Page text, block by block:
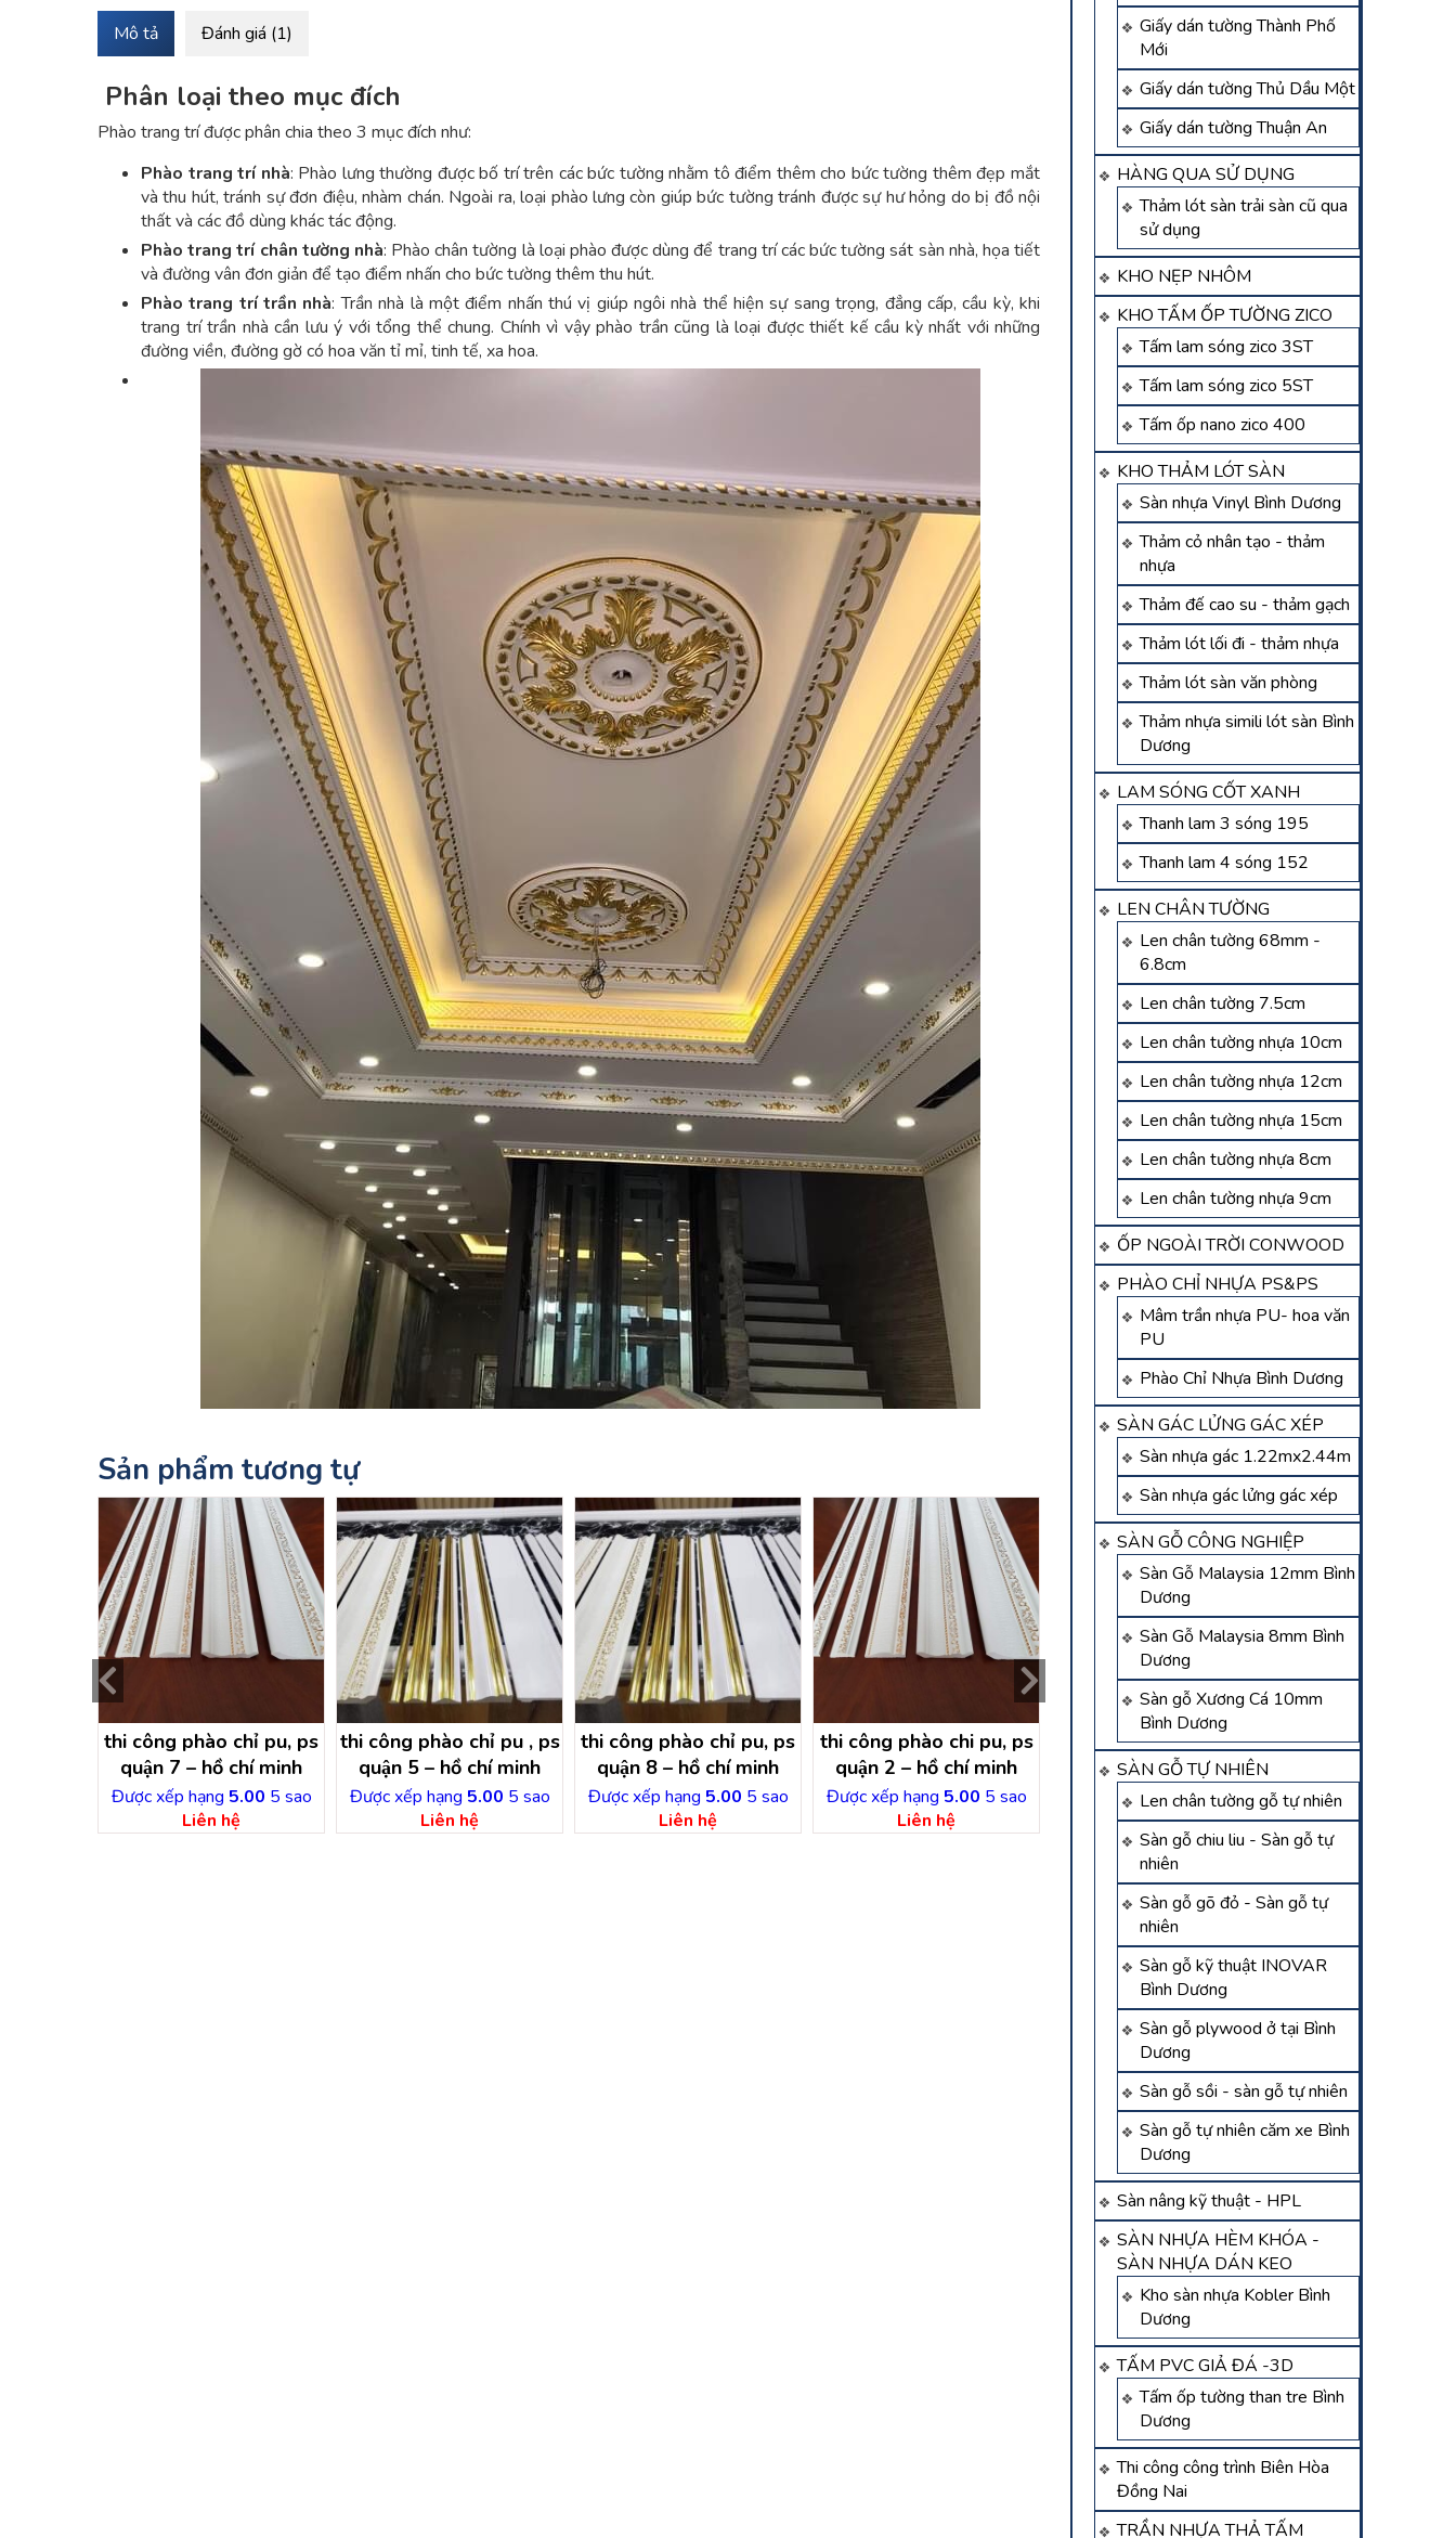
Giấy dán tường Thành Phố
Mới
Giấy dán tường Thủ Dầu Một
Giấy dán tường Thuận An
HÀNG QUA SỬ DỤNG
Thảm lót sàn trải sàn cũ qua
sử dụng
KHO NẸP NHÔM
KHO TẤM ỐP TƯỜNG ZICO
Tấm lam sóng zico 3ST
Tấm lam sóng zico 5ST
Tấm ốp nano zico 400
KHO THẢM LÓT SÀN
Sàn nhựa Vinyl Bình Dương
Thảm cỏ nhân tạo - thảm
nhựa
Thảm đế cao su - thảm gạch
Thảm lót lối đi - thảm nhựa
Thảm lót sàn văn phòng
Thảm nhựa simili lót sàn Bình
Dương
LAM SÓNG CỐT XANH
Thanh lam 3 sóng 195
Thanh lam 4 sóng 152
LEN CHÂN TƯỜNG
Len chân tường 68mm -
6.8cm
Len chân tường 7.5cm
Len chân tường nhựa 10cm
Len chân tường nhựa 12cm
Len chân tường nhựa 15cm
Len chân tường nhựa 8cm
Len chân tường nhựa 9cm
ỐP NGOÀI TRỜI CONWOOD
PHÀO CHỈ NHỰA PS&PS
Mâm trần nhựa PU- hoa văn
PU
Phào Chỉ Nhựa Bình Dương
SÀN GÁC LỬNG GÁC XÉP
Sàn nhựa gác 1.22mx2.44m
Sàn nhựa gác lửng gác xép
SÀN GỖ CÔNG NGHIỆP
Sàn Gỗ Malaysia 12mm Bình
Dương
Sàn Gỗ Malaysia 8mm Bình
Dương
Sàn gỗ Xương Cá 10mm
Bình Dương
SÀN GỖ TỰ NHIÊN
Len chân tường gỗ tự nhiên
Sàn gỗ chiu liu - Sàn gỗ tự
nhiên
Sàn gỗ gõ đỏ - Sàn gỗ tự
nhiên
Sàn gỗ kỹ thuật INOVAR
Bình Dương
Sàn gỗ plywood ở tại Bình
Dương
Sàn gỗ sồi - sàn gỗ tự nhiên
Sàn gỗ tự nhiên căm xe Bình
Dương
Sàn nâng kỹ thuật - HPL
SÀN NHỰA HÈM KHÓA -
SÀN NHỰA DÁN KEO
Kho sàn nhựa Kobler Bình
Dương
TẤM PVC GIẢ ĐÁ -3D
Tấm ốp tường than tre Bình
Dương
Thi công công trình Biên Hòa
Đồng Nai
TRẦN NHỰA THẢ TẤM
Mô tả Đánh giá (1)
Phân loại theo mục đích
Phào trang trí được phân chia theo 3 mục đích như:
Phào trang trí nhà: Phào lưng thường được bố trí trên các bức tường nhằm tô điểm thêm cho bức tường thêm đẹp mắt
và thu hút, tránh sự đơn điệu, nhàm chán. Ngoài ra, loại phào lưng còn giúp bức tường tránh được sự hư hỏng do bị đồ nội
thất và các đồ dùng khác tác động.
Phào trang trí chân tường nhà: Phào chân tường là loại phào được dùng để trang trí các bức tường sát sàn nhà, họa tiết
và đường vân đơn giản để tạo điểm nhấn cho bức tường thêm thu hút.
Phào trang trí trần nhà: Trần nhà là một điểm nhấn thú vị giúp ngôi nhà thể hiện sự sang trọng, đẳng cấp, cầu kỳ, khi
trang trí trần nhà cần lưu ý với tổng thể chung. Chính vì vậy phào trần cũng là loại được thiết kế cầu kỳ nhất với những
đường viền, đường gờ có hoa văn tỉ mỉ, tinh tế, xa hoa.
Sản phẩm tương tự
thi công phào chỉ pu, ps
quận 7 – hồ chí minh
Được xếp hạng 5.00 5 sao
Liên hệ
thi công phào chỉ pu , ps
quận 5 – hồ chí minh
Được xếp hạng 5.00 5 sao
Liên hệ
thi công phào chỉ pu, ps
quận 8 – hồ chí minh
Được xếp hạng 5.00 5 sao
Liên hệ
thi công phào chi pu, ps
quận 2 – hồ chí minh
Được xếp hạng 5.00 5 sao
Liên hệ
Thi công phào chỉ tường
trần tại Đồng Nai
Liên hệ
thi công phào
Được xếp hạng